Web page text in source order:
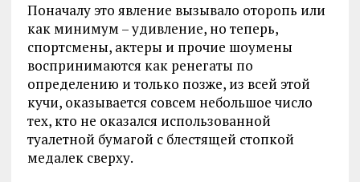
Поначалу это явление вызывало оторопь или
как минимум – удивление, но теперь,
спортсмены, актеры и прочие шоумены
воспринимаются как ренегаты по
определению и только позже, из всей этой
кучи, оказывается совсем небольшое число
тех, кто не оказался использованной
туалетной бумагой с блестящей стопкой
медалек сверху.